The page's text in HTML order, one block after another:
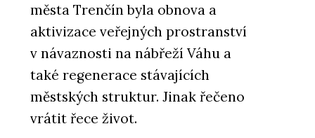
města Trenčín byla obnova a
aktivizace veřejných prostranství
v návaznosti na nábřeží Váhu a
také regenerace stávajících
městských struktur. Jinak řečeno
vrátit řece život.